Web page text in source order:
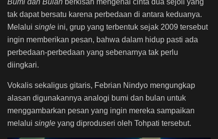
tak dapat bersatu karena perbedaan di antara keduanya.
Melalui single ini, grup yang terbentuk sejak 2009 tersebut
ingin memberikan pesan, bahwa dalam hidup pasti ada
perbedaan-perbedaan yang sebenarnya tak perlu
diingkari.
Vokalis sekaligus gitaris, Febrian Nindyo mengungkap
alasan digunakannya analogi bumi dan bulan untuk
menggambarkan pesan yang ingin mereka sampaikan
melalui single yang diproduseri oleh Tohpati tersebut.